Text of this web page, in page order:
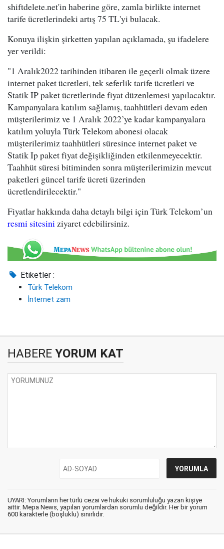
shiftdelete.net'in haberine göre, zamla birlikte internet
tarife ücretlerindeki artış 75 TL'yi bulacak.
Konuya ilişkin şirketten yapılan açıklamada, şu ifadelere
yer verildi:
"1 Aralık2022 tarihinden itibaren ile geçerli olmak üzere
internet paket ücretleri, tek seferlik tarife ücretleri ve
Statik IP paket ücretlerinde fiyat düzenlemesi yapılacaktır.
Kampanyalara katılım sağlamış, taahhütleri devam eden
müşterilerimiz ve 1 Aralık 2022’ye kadar kampanyalara
katılım yoluyla Türk Telekom abonesi olacak
müşterilerimiz taahhütleri süresince internet paket ve
Statik Ip paket fiyat değişikliğinden etkilenmeyecektir.
Taahhüt süresi bitiminden sonra müşterilerimizin mevcut
paketleri güncel tarife ücreti üzerinden
ücretlendirilecektir."
Fiyatlar hakkında daha detaylı bilgi için Türk Telekom’un
resmi sitesiniziyaret edebilirsiniz.
Etiketler :
Türk Telekom
İnternet zam
HABERE YORUM KAT
UYARI: Yorumların her türlü cezai ve hukuki sorumluluğu yazan kişiye
aittir. Mepa News, yapılan yorumlardan sorumlu değildir. Her bir yorum
600 karakterle (boşluklu) sınırlıdır.